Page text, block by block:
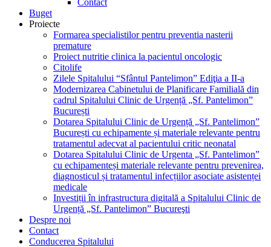
Contact
Buget
Proiecte
Formarea specialistilor pentru preventia nasterii
premature
Proiect nutritie clinica la pacientul oncologic
Citolife
Zilele Spitalului “Sfântul Pantelimon” Ediţia a II-a
Modernizarea Cabinetului de Planificare Familială din
cadrul Spitalului Clinic de Urgență „Sf. Pantelimon”
București
Dotarea Spitalului Clinic de Urgență „Sf. Pantelimon”
București cu echipamente și materiale relevante pentru
tratamentul adecvat al pacientului critic neonatal
Dotarea Spitalului Clinic de Urgenta „Sf. Pantelimon”
cu echipamenteși materiale relevante pentru prevenirea,
diagnosticul și tratamentul infecțiilor asociate asistenței
medicale
Investiții în infrastructura digitală a Spitalului Clinic de
Urgență „Sf. Pantelimon” Bucureşti
Despre noi
Contact
Conducerea Spitalului